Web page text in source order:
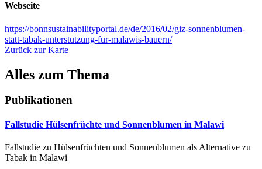
Webseite
https://bonnsustainabilityportal.de/de/2016/02/giz-sonnenblumen-
statt-tabak-unterstutzung-fur-malawis-bauern/
Zurück zur Karte
Alles zum Thema
Publikationen
Fallstudie Hülsenfrüchte und Sonnenblumen in Malawi
Fallstudie zu Hülsenfrüchten und Sonnenblumen als Alternative zu
Tabak in Malawi